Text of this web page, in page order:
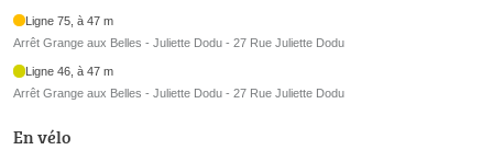
Ligne 75, à 47 m
Arrêt Grange aux Belles - Juliette Dodu - 27 Rue Juliette Dodu
Ligne 46, à 47 m
Arrêt Grange aux Belles - Juliette Dodu - 27 Rue Juliette Dodu
En vélo